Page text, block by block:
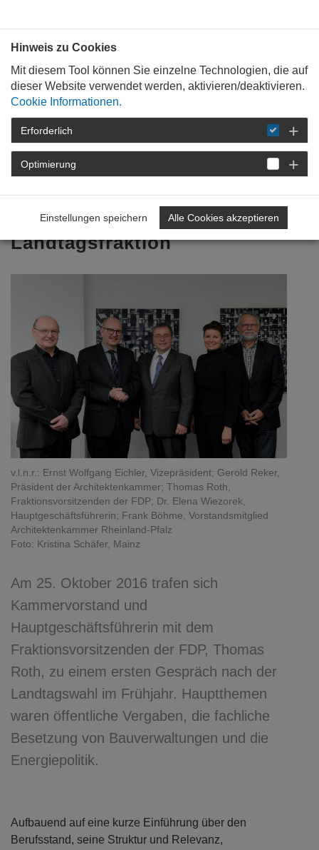
STARTSEITE
DETAIL
Gespräch mit FDP-
Landtagsfraktion
v.l.n.r.: Ernst Wolfgang Eichler, Vizepräsident; Gerold Reker,
Präsident der Architektenkammer; Thomas Roth,
Fraktionsvorsitzenden der FDP; Dr. Elena Wiezorek,
Hauptgeschäftsführerin; Frank Böhme, Vorstandsmitglied
Architektenkammer Rheinland-Pfalz
Foto: Kristina Schäfer, Mainz
Am 25. Oktober 2016 trafen sich
Kammervorstand und
Hauptgeschäftsführerin mit dem
Fraktionsvorsitzenden der FDP, Thomas
Roth, zu einem ersten Gespräch nach der
Landtagswahl im Frühjahr. Hauptthemen
waren öffentliche Vergaben, die fachliche
Besetzung von Bauverwaltungen und die
Energiepolitik.
Aufbauend auf eine kurze Einführung über den
Berufsstand, seine Struktur und Relevanz,
Hinweis zu Cookies
Mit diesem Tool können Sie einzelne Technologien, die auf
dieser Website verwendet werden, aktivieren/deaktivieren.
Cookie Informationen.
Erforderlich
Optimierung
Einstellungen speichern Alle Cookies akzeptieren